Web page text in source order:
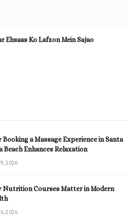
Ehsaas Ko Lafzon Mein Sajao
Booking a Massage Experience in Santa
Beach Enhances Relaxation
2026
Nutrition Courses Matter in Modern
2026